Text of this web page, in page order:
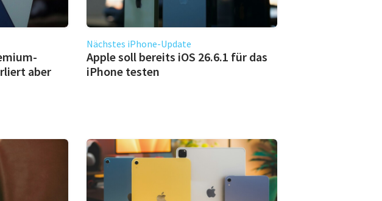
aber
Nächstes iPhone-Update
Apple soll bereits iOS 26.6.1 für das
iPhone testen